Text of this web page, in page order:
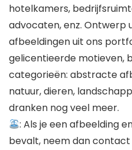
hotelkamers,
advocaten, enz. Ontwerp
afbeeldingen uit ons
gelicentieerde motieven,
categorieën: abstracte
natuur, dieren,
dranken nog veel meer.
: Als je een afbeelding
bevalt, neem dan